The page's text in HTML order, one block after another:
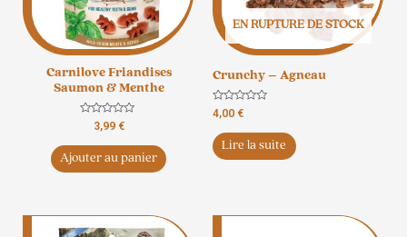
Carnilove Friandises
Saumon & Menthe
Note
sur
5
3,99 €
Ajouter au panier
EN RUPTURE DE STOCK
Crunchy – Agneau
Note
0
sur
5
4,00 €
Lire la suite